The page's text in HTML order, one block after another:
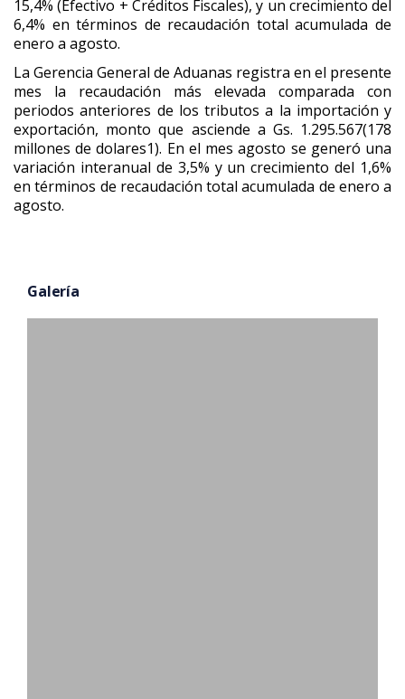
15,4% (Efectivo + Créditos Fiscales), y un crecimiento del
6,4% en términos de recaudación total acumulada de
enero a agosto.
La Gerencia General de Aduanas registra en el presente
mes la recaudación más elevada comparada con
periodos anteriores de los tributos a la importación y
exportación, monto que asciende a Gs. 1.295.567(178
millones de dolares1). En el mes agosto se generó una
variación interanual de 3,5% y un crecimiento del 1,6%
en términos de recaudación total acumulada de enero a
agosto.
Galería